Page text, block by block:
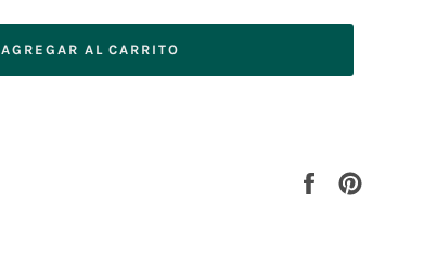
AGREGAR AL CARRITO
Compartir